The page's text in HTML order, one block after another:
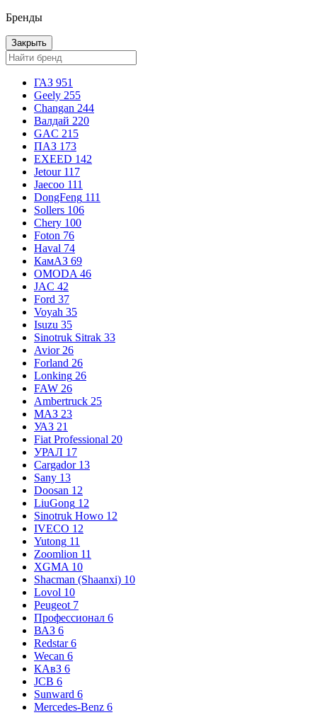
Бренды
Закрыть
ГАЗ 951
Geely 255
Changan 244
Валдай 220
GAC 215
ПАЗ 173
EXEED 142
Jetour 117
Jaecoo 111
DongFeng 111
Sollers 106
Chery 100
Foton 76
Haval 74
КамАЗ 69
OMODA 46
JAC 42
Ford 37
Voyah 35
Isuzu 35
Sinotruk Sitrak 33
Avior 26
Forland 26
Lonking 26
FAW 26
Ambertruck 25
МАЗ 23
УАЗ 21
Fiat Professional 20
УРАЛ 17
Cargador 13
Sany 13
Doosan 12
LiuGong 12
Sinotruk Howo 12
IVECO 12
Yutong 11
Zoomlion 11
XGMA 10
Shacman (Shaanxi) 10
Lovol 10
Peugeot 7
Профессионал 6
ВАЗ 6
Redstar 6
Wecan 6
КАвЗ 6
JCB 6
Sunward 6
Mercedes-Benz 6